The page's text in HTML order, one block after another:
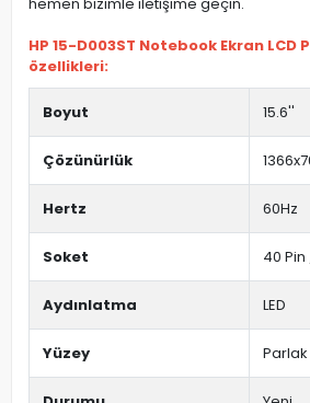
HP 15-D003ST Notebook Ekran LCD
özellikleri:
Boyut 15.6''
Çözünürlük
Hertz 60Hz
Soket 40 Pin
Aydınlatma LED
Yüzey Parlak